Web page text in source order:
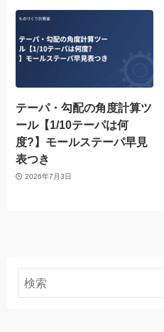
テーパ・勾配の角度計算ツ
ール【1/10テーパは何
度?】モールステーパ早見
表つき
2026年7月3日